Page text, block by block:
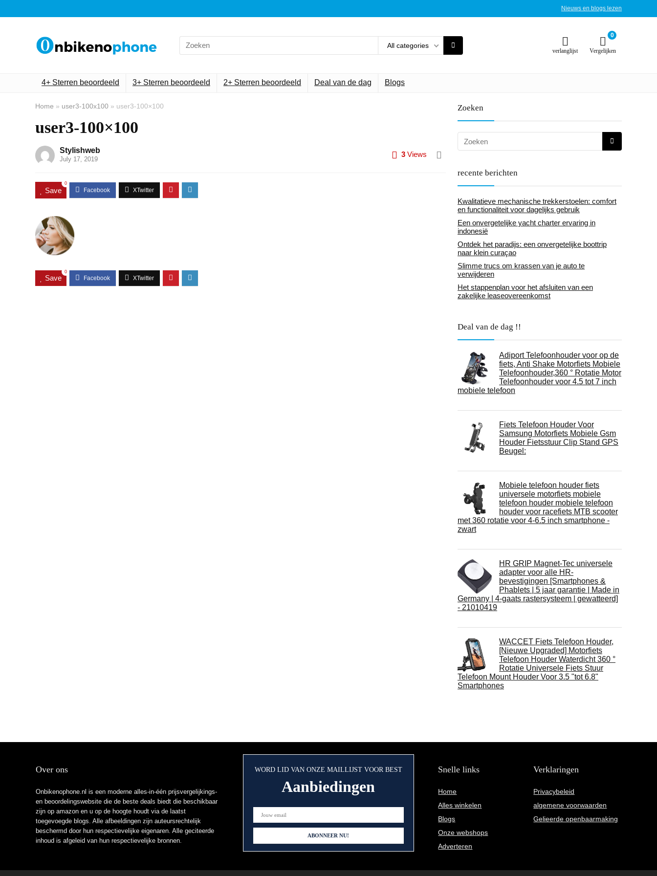
Nieuws en blogs lezen
Search
for:
All categories
verlanglijst
0
Vergelijken
4+ Sterren beoordeeld 3+ Sterren beoordeeld 2+ Sterren beoordeeld Deal van de dag Blogs
Home » user3-100x100 » user3-100×100
user3-100×100
Stylishweb
July 17, 2019
3 Views
Save
0
Save
0
Zoeken
recente berichten
Kwalitatieve mechanische trekkerstoelen: comfort
en functionaliteit voor dagelijks gebruik
Een onvergetelijke yacht charter ervaring in
indonesië
Ontdek het paradijs: een onvergetelijke boottrip
naar klein curaçao
Slimme trucs om krassen van je auto te
verwijderen
Het stappenplan voor het afsluiten van een
zakelijke leaseovereenkomst
Deal van de dag !!
Adiport Telefoonhouder voor op de
fiets, Anti Shake Motorfiets Mobiele
Telefoonhouder,360 ° Rotatie Motor
Telefoonhouder voor 4.5 tot 7 inch
mobiele telefoon
Fiets Telefoon Houder Voor
Samsung Motorfiets Mobiele Gsm
Houder Fietsstuur Clip Stand GPS
Beugel:
Mobiele telefoon houder fiets
universele motorfiets mobiele
telefoon houder mobiele telefoon
houder voor racefiets MTB scooter
met 360 rotatie voor 4-6.5 inch smartphone -
zwart
HR GRIP Magnet-Tec universele
adapter voor alle HR-
bevestigingen [Smartphones &
Phablets | 5 jaar garantie | Made in
Germany | 4-gaats rastersysteem | gewatteerd]
- 21010419
WACCET Fiets Telefoon Houder,
[Nieuwe Upgraded] Motorfiets
Telefoon Houder Waterdicht 360 °
Rotatie Universele Fiets Stuur
Telefoon Mount Houder Voor 3.5 "tot 6.8"
Smartphones
Over ons
Onbikenophone.nl is een moderne alles-in-één prijsvergelijkings-
en beoordelingswebsite die de beste deals biedt die beschikbaar
zijn op amazon en u op de hoogte houdt via de laatst
toegevoegde blogs. Alle afbeeldingen zijn auteursrechtelijk
beschermd door hun respectievelijke eigenaren. Alle geciteerde
inhoud is afgeleid van hun respectievelijke bronnen.
WORD LID VAN ONZE MAILLIJST VOOR BEST
Aanbiedingen
Snelle links
Home
Alles winkelen
Blogs
Onze webshops
Adverteren
Verklaringen
Privacybeleid
algemene voorwaarden
Gelieerde openbaarmaking